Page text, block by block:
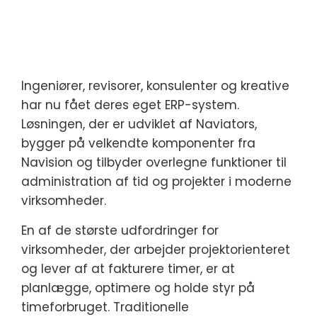
Ingeniører, revisorer, konsulenter og kreative
har nu fået deres eget ERP-system.
Løsningen, der er udviklet af Naviators,
bygger på velkendte komponenter fra
Navision og tilbyder overlegne funktioner til
administration af tid og projekter i moderne
virksomheder.
En af de største udfordringer for
virksomheder, der arbejder projektorienteret
og lever af at fakturere timer, er at
planlægge, optimere og holde styr på
timeforbruget. Traditionelle